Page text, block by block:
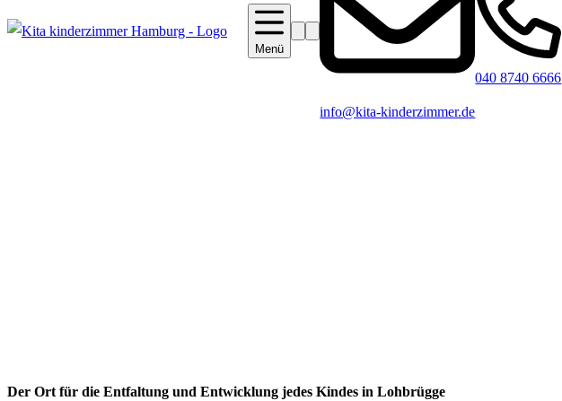
Menü
Barrierefreiheit
info@kita-kinderzimmer.de
040 8740 6666
Der Ort für die Entfaltung und Entwicklung jedes Kindes in Lohbrügge